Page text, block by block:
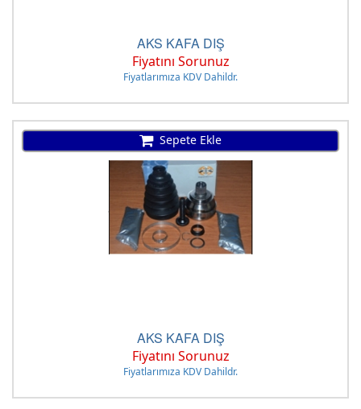
AKS KAFA DIŞ
Fiyatını Sorunuz
Fiyatlarımıza KDV Dahildr.
Sepete Ekle
AKS KAFA DIŞ
Fiyatını Sorunuz
Fiyatlarımıza KDV Dahildr.